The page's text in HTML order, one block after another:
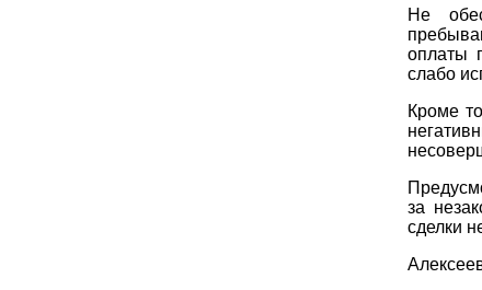
Не
оплаты
слабо
Кроме
за
сделки